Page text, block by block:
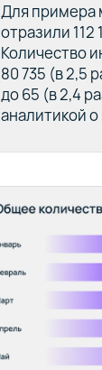
Для примера
отразили 112
Количество
80 735 (в 2,5
до 65 (в 2,4
аналитикой